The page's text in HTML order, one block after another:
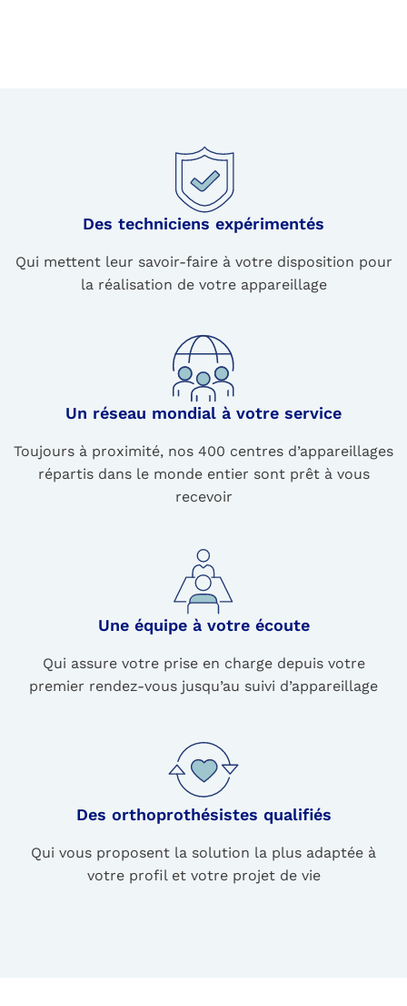
Des techniciens expérimentés
Qui mettent leur savoir-faire à votre disposition pour
la réalisation de votre appareillage
Un réseau mondial à votre service
Toujours à proximité, nos 400 centres d’appareillages
répartis dans le monde entier sont prêt à vous
recevoir
Une équipe à votre écoute
Qui assure votre prise en charge depuis votre
premier rendez-vous jusqu’au suivi d’appareillage
Des orthoprothésistes qualifiés
Qui vous proposent la solution la plus adaptée à
votre profil et votre projet de vie